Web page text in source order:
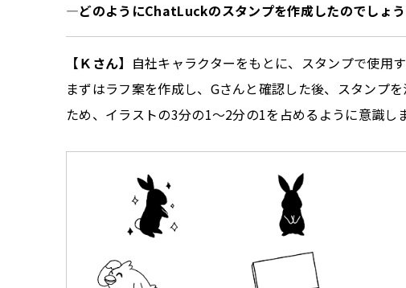
—どのようにChatLuckのスタンプを作成したのでしょう
【Ｋさん】 自社キャラクターをもとに、スタンプで使用
まずはラフ案を作成し、Gさんと確認した後、スタンプ
ため、イラストの3分の1～2分の1を占めるように意識し